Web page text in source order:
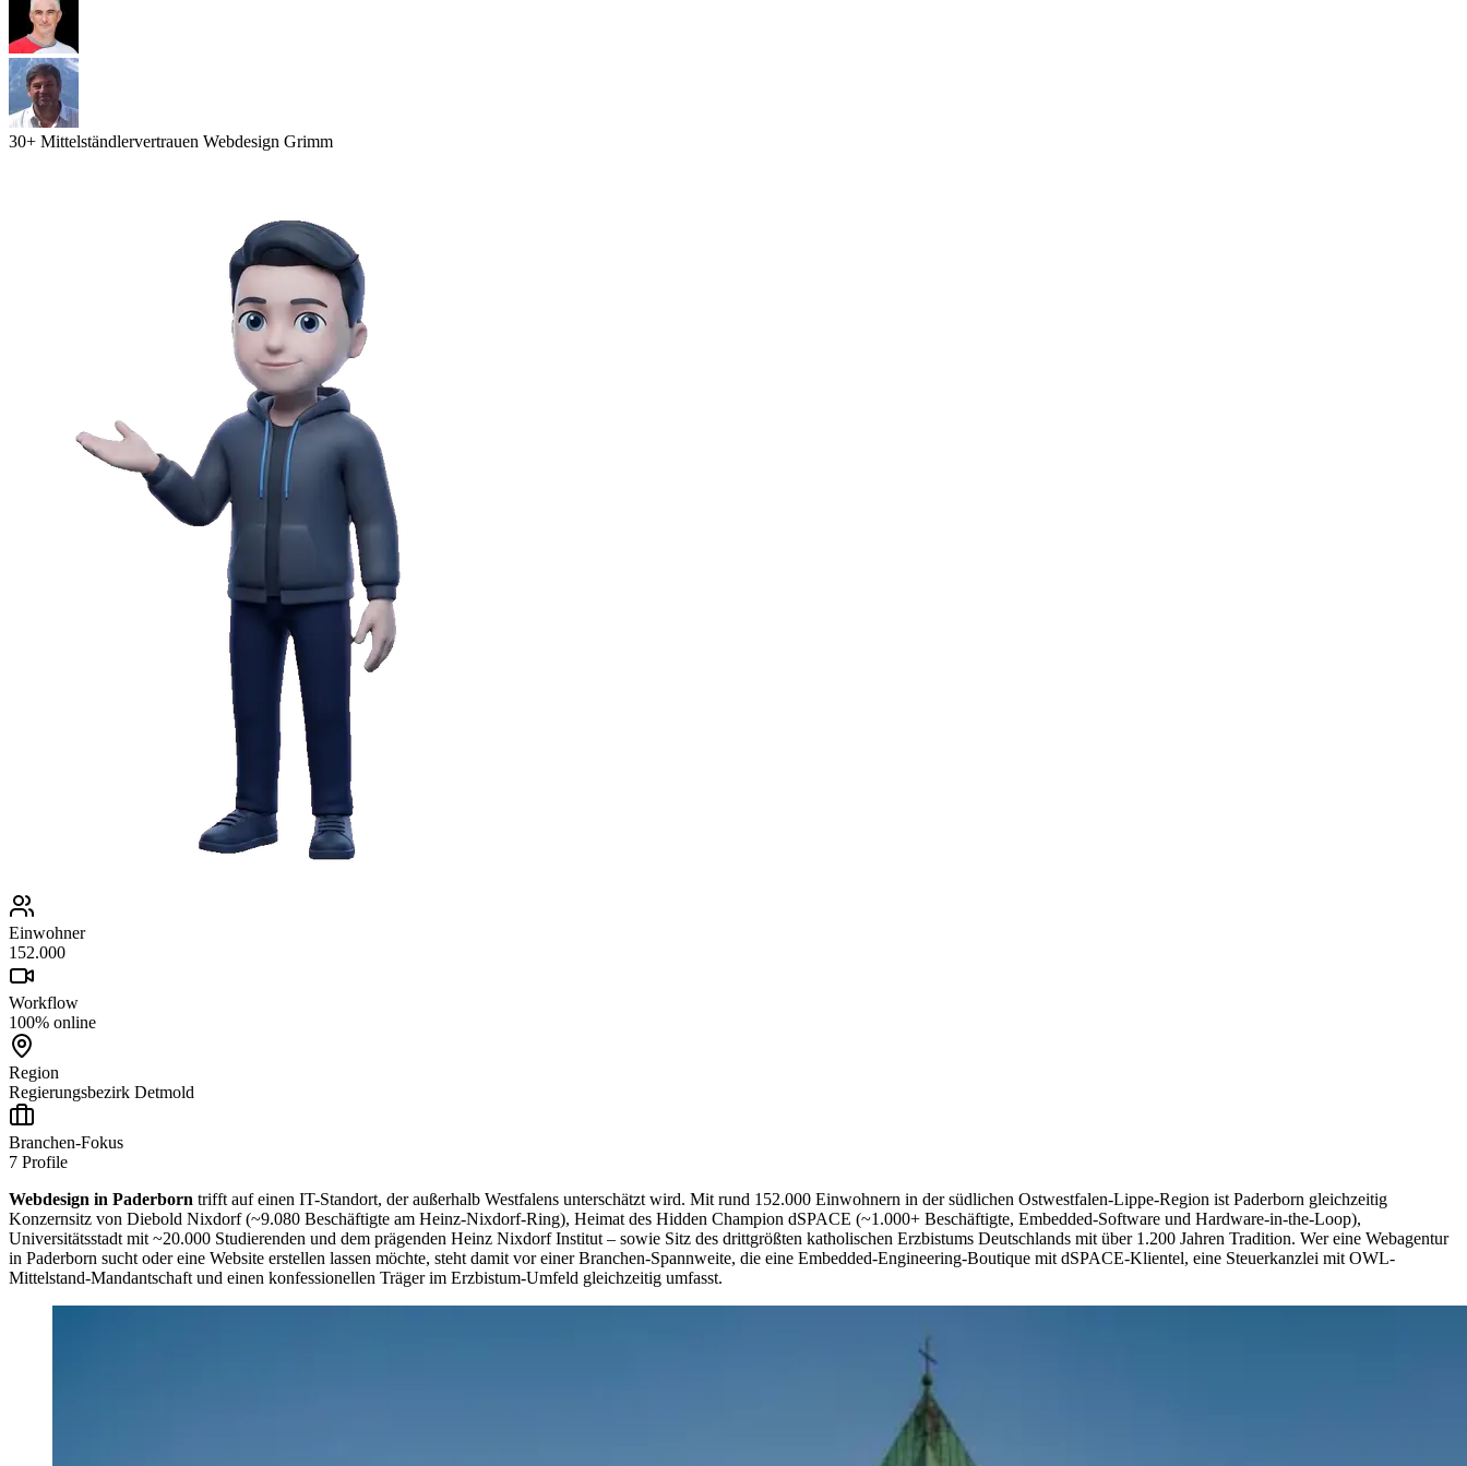
30+ Mittelständlervertrauen Webdesign Grimm
Einwohner
152.000
Workflow
100% online
Region
Regierungsbezirk Detmold
Branchen-Fokus
7 Profile
Webdesign in Paderborn trifft auf einen IT-Standort, der außerhalb Westfalens unterschätzt wird. Mit rund 152.000 Einwohnern in der südlichen Ostwestfalen-Lippe-Region ist Paderborn gleichzeitig
Konzernsitz von Diebold Nixdorf (~9.080 Beschäftigte am Heinz-Nixdorf-Ring), Heimat des Hidden Champion dSPACE (~1.000+ Beschäftigte, Embedded-Software und Hardware-in-the-Loop),
Universitätsstadt mit ~20.000 Studierenden und dem prägenden Heinz Nixdorf Institut – sowie Sitz des drittgrößten katholischen Erzbistums Deutschlands mit über 1.200 Jahren Tradition. Wer eine Webagentur
in Paderborn sucht oder eine Website erstellen lassen möchte, steht damit vor einer Branchen-Spannweite, die eine Embedded-Engineering-Boutique mit dSPACE-Klientel, eine Steuerkanzlei mit OWL-
Mittelstand-Mandantschaft und einen konfessionellen Träger im Erzbistum-Umfeld gleichzeitig umfasst.